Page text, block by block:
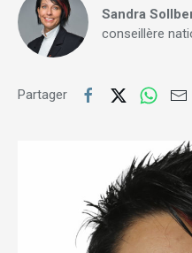
Sandra
conseillère
Partager